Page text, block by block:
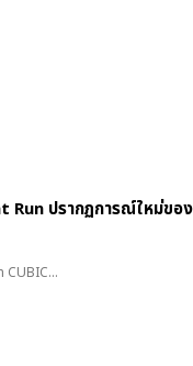
Run ปรากฏการณ์ใหม่ขอ
CUBIC Twilight Run CUBIC...